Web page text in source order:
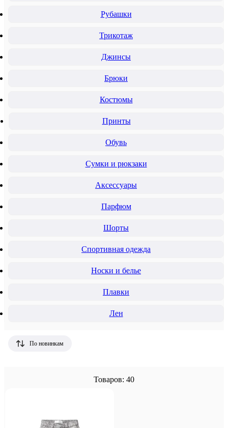
Рубашки
Трикотаж
Джинсы
Брюки
Костюмы
Принты
Обувь
Сумки и рюкзаки
Аксессуары
Парфюм
Шорты
Спортивная одежда
Носки и белье
Плавки
Лен
По новинкам
Товаров: 40